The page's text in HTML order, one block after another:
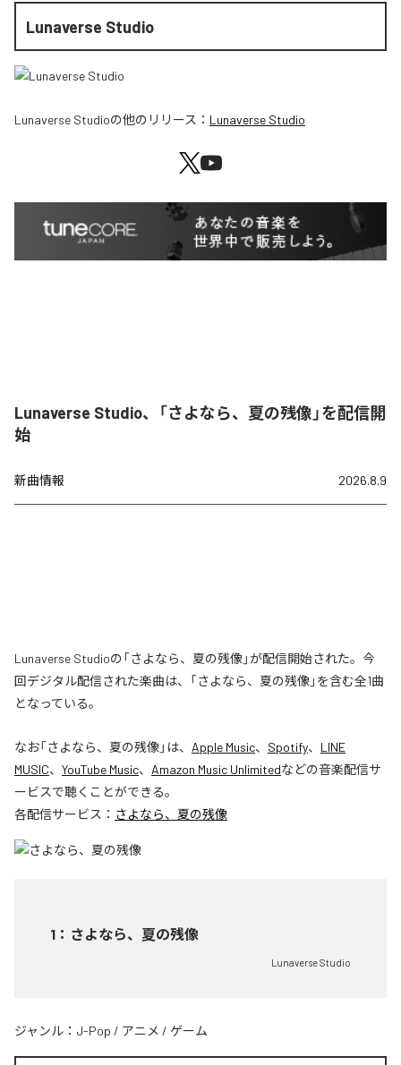
Lunaverse Studio
Lunaverse Studioの他のリリース： Lunaverse Studio
Lunaverse Studio、「さよなら、夏の残像」を配信開
始
新曲情報 2026.8.9
Lunaverse Studioの「さよなら、夏の残像」が配信開始された。今
回デジタル配信された楽曲は、「さよなら、夏の残像」を含む全1曲
となっている。
なお「さよなら、夏の残像」は、 Apple Music、 Spotify、 LINE
MUSIC、 YouTube Music、 Amazon Music Unlimitedなどの音楽配信サ
ービスで聴くことができる。
各配信サービス： さよなら、夏の残像
1 ： さよなら、夏の残像
Lunaverse Studio
ジャンル： J-Pop / アニメ / ゲーム